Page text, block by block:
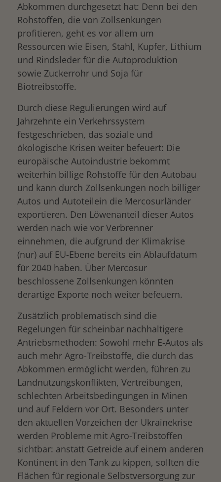
Abkommen durchgesetzt hat: Denn bei den
Rohstoffen, die von Zollsenkungen
profitieren, geht es vor allem um
Ressourcen wie Eisen, Stahl, Kupfer, Lithium
und Rindsleder für die Autoproduktion
sowie Zuckerrohr und Soja für
Biotreibstoffe.
Durch diese Regulierungen wird auf
Jahrzehnte ein Verkehrssystem
festgeschrieben, das soziale und
ökologische Krisen weiter befeuert: Die
europäische Autoindustrie bekommt
weiterhin billige Rohstoffe für den Autobau
und kann durch Zollsenkungen noch billiger
Autos und Autoteilein die Mercosurländer
exportieren. Den Löwenanteil dieser Autos
werden nach wie vor Verbrenner
einnehmen, die aufgrund der Klimakrise
(nur) auf EU-Ebene bereits ein Ablaufdatum
für 2040 haben. Über Mercosur
beschlossene Zollsenkungen könnten
derartige Exporte noch weiter befeuern.
Zusätzlich problematisch sind die
Regelungen für scheinbar nachhaltigere
Antriebsmethoden: Sowohl mehr E-Autos als
auch mehr Agro-Treibstoffe, die durch das
Abkommen ermöglicht werden, führen zu
Landnutzungskonflikten, Vertreibungen,
schlechten Arbeitsbedingungen in Minen
und auf Feldern vor Ort. Besonders unter
den aktuellen Vorzeichen der Ukrainekrise
werden Probleme mit Agro-Treibstoffen
sichtbar: anstatt Getreide auf einem anderen
Kontinent in den Tank zu kippen, sollten die
Flächen für regionale Selbstversorgung zur